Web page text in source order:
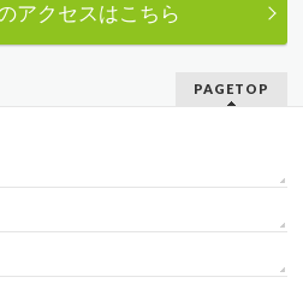
アクセスはこちら
PAGETOP